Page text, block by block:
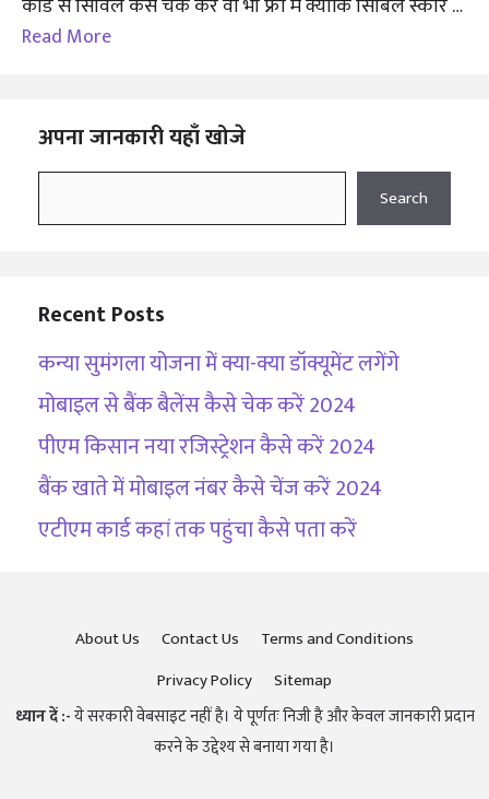
कार्ड से सिविल कैसे चेक करें वो भी फ्री में क्योंकि सिबिल स्कोर …
Read More
अपना जानकारी यहाँ खोजे
Search
Recent Posts
कन्या सुमंगला योजना में क्या-क्या डॉक्यूमेंट लगेंगे
मोबाइल से बैंक बैलेंस कैसे चेक करें 2024
पीएम किसान नया रजिस्ट्रेशन कैसे करें 2024
बैंक खाते में मोबाइल नंबर कैसे चेंज करें 2024
एटीएम कार्ड कहां तक पहुंचा कैसे पता करें
About Us Contact Us
Terms and Conditions
Privacy Policy
Sitemap
ध्यान दें :-ये सरकारी वेबसाइट नहीं है। ये पूर्णतः निजी है और केवल जानकारी प्रदान
करने के उद्देश्य से बनाया गया है।